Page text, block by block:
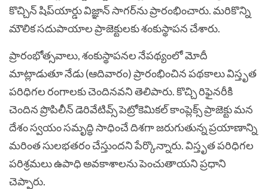
కొచ్చిన్ షిప్‌యార్డు విజ్ఞాన్ సాగర్‌ను ప్రారంభించారు. మరికొన్ని
మౌలిక సదుపాయాల ప్రాజెక్టులకు శంకుస్థాపన చేశారు.
ప్రారంభోత్సవాలు, శంకుస్థాపనల నేపథ్యంలో మోదీ
మాట్లాడుతూ నేడు (ఆదివారం) ప్రారంభించిన పథకాలు విస్తృత
పరిధిగల రంగాలకు చెందినవని తెలిపారు. కొచ్చి రిఫైనరీకి
చెందిన ప్రొపిలీన్ డెరివేటివ్స్ పెట్రోకెమికల్ కాంప్లెక్స్ ప్రాజెక్టు మన
దేశం స్వయం సమృద్ధి సాధించే దిశగా జరుగుతున్న ప్రయాణాన్ని
మరింత సులభతరం చేస్తుందని పేర్కొన్నారు. విస్తృత పరిధిగల
పరిశ్రమలు ఉపాధి అవకాశాలను పెంచుతాయని ప్రధాని
చెప్పారు.